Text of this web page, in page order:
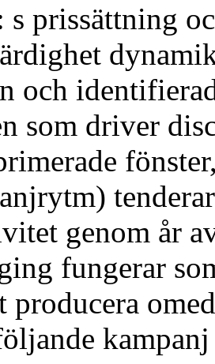
prissättning
och
som driver
genom år
fungerar
producera